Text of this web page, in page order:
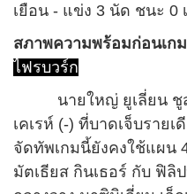
เยือน - แข่ง 3 นัด ชนะ 0
สภาพความพร้อมก่อนเกม
ไฟรบวร์ก
นายใหญ่ ยูเลี่ยน ชูสเ
เคเรห์ (-) ที่บาดเจ็บราย
จัดทัพเกมนี้ยังคงใช้แผน
มัตเธียส กินเธอร์ กับ ฟิ